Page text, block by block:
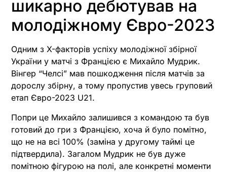
шикарно дебютував на
молодіжному Євро-2023
Одним з X-факторів успіху молодіжної збірної
України у матчі з Францією є Михайло Мудрик.
Вінгер “Челсі” мав пошкодження після матчів за
дорослу збірну, а тому пропустив увесь груповий
етап Євро-2023 U21.
Попри це Михайло залишився з командою та був
готовий до гри з Францією, хоча й було помітно,
що не на всі 100% (заміна у другому таймі це
підтвердила). Загалом Мудрик не був дуже
помітною фігурою на полі, але конкретні моменти